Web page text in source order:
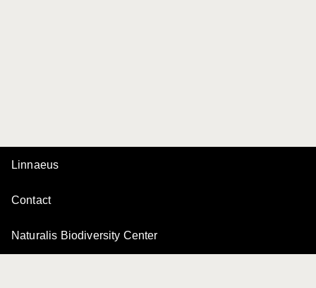
Linnaeus
Contact
Naturalis Biodiversity Center